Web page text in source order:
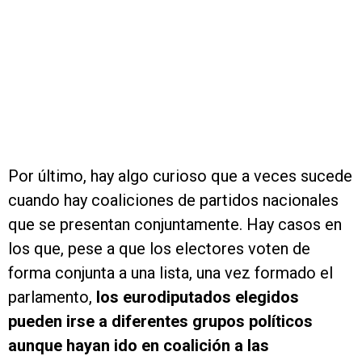
Por último, hay algo curioso que a veces sucede
cuando hay coaliciones de partidos nacionales
que se presentan conjuntamente. Hay casos en
los que, pese a que los electores voten de
forma conjunta a una lista, una vez formado el
parlamento, los eurodiputados elegidos
pueden irse a diferentes grupos políticos
aunque hayan ido en coalición a las